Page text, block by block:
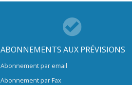
ABONNEMENTS AUX PRÉVISIONS
Abonnement par email
Abonnement par Fax